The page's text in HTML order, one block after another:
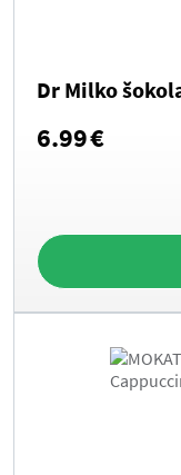
Dr Milko
6.99€